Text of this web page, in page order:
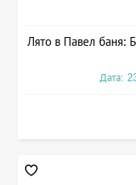
Лято в Павел баня:
Дата: